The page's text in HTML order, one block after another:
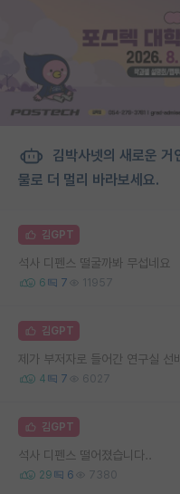
김박사넷의 새로운 거
물로 더 멀리 바라보세요.
김GPT
석사 디펜스 떨굴까봐 무섭네요
6 7 11957
김GPT
제가 부저자로 들어간 연구실 선
4 7 6027
김GPT
석사 디펜스 떨어졌습니다..
29 6 7380